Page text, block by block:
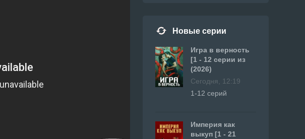
Новые серии
Игра в верность
[1 - 12 серии из
(2026)
Сегодня, 12:19
1-12 серий
Империя как
выкуп [1 - 21